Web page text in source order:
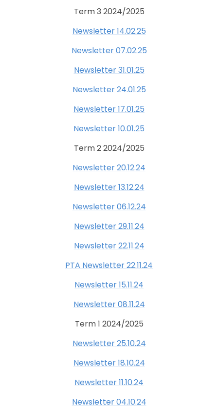
Term 3 2024/2025
Newsletter 14.02.25
Newsletter 07.02.25
Newsletter 31.01.25
Newsletter 24.01.25
Newsletter 17.01.25
Newsletter 10.01.25
Term 2 2024/2025
Newsletter 20.12.24
Newsletter 13.12.24
Newsletter 06.12.24
Newsletter 29.11.24
Newsletter 22.11.24
PTA Newsletter 22.11.24
Newsletter 15.11.24
Newsletter 08.11.24
Term 1 2024/2025
Newsletter 25.10.24
Newsletter 18.10.24
Newsletter 11.10.24
Newsletter 04.10.24